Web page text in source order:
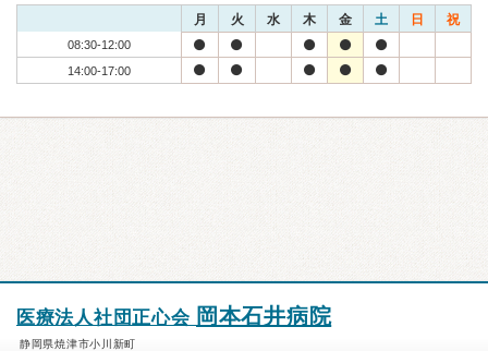
月 火 水 木 金 土 日 祝
08:30-12:00
14:00-17:00
医療法人社団正心会 岡本石井病院
静岡県焼津市小川新町